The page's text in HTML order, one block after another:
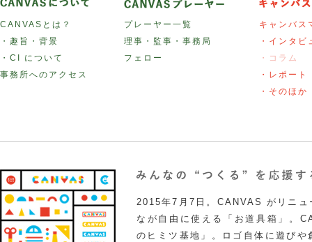
CANVASとは？
・趣旨・背景
・CI について
事務所へのアクセス
プレーヤー一覧
理事・監事・事務局
フェロー
キャンバス
・インタビ
・コラム
・レポート
・そのほか
2015年7月7日。CANVAS がリニュ
なが自由に使える「お道具箱」。
のヒミツ基地」。ロゴ自体に遊び